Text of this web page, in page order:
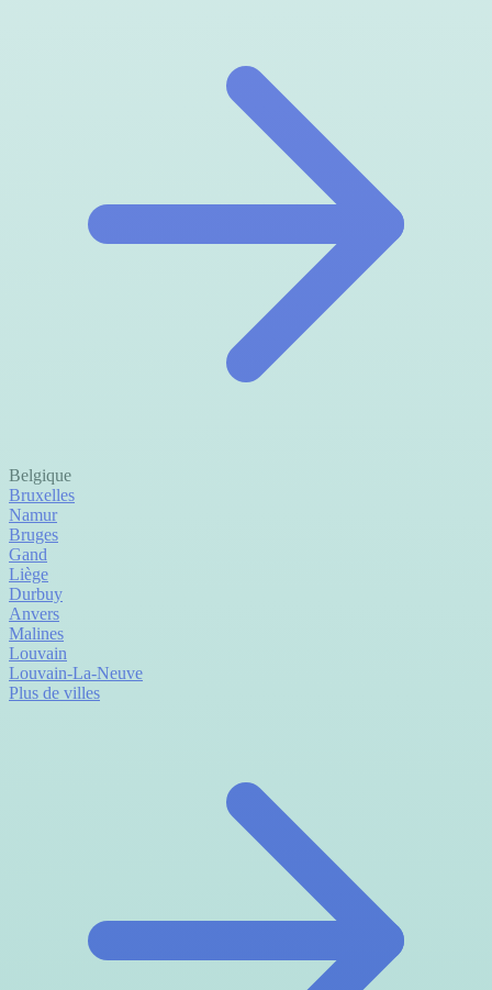
Belgique
Bruxelles
Namur
Bruges
Gand
Liège
Durbuy
Anvers
Malines
Louvain
Louvain-La-Neuve
Plus de villes